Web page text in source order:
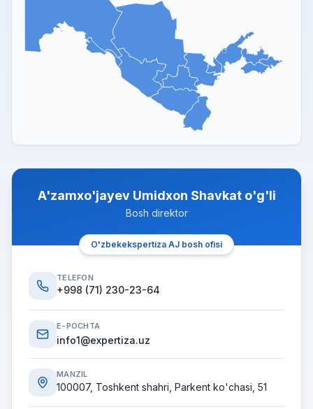
A'zamxo'jayev Umidxon Shavkat o'g'li
Bosh direktor
O'zbekekspertiza AJ bosh ofisi
TELEFON
+998 (71) 230-23-64
E-POCHTA
info1@expertiza.uz
MANZIL
100007, Toshkent shahri, Parkent ko'chasi, 51